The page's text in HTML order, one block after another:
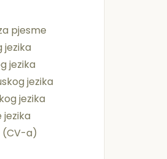
pjesme
jezika
jezika
jezika
jezika
jezika
(CV-a)